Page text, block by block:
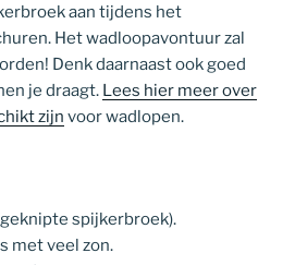
aan tijdens het
Het wadloopavontuur zal
Denk daarnaast ook goed
je draagt. Lees hier meer over
zijn voor wadlopen.
spijkerbroek).
met veel zon.